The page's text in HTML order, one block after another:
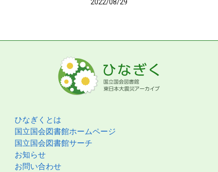
2022/08/29
ひなぎくとは
国立国会図書館ホームページ
国立国会図書館サーチ
お知らせ
お問い合わせ